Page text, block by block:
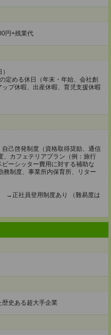
円+残業代
定める休日（年末・年始、会社創
プ休暇、出産休暇、育児支援休暇
己啓発制度（資格取得奨励、通信
、カフェテリアプラン（例：旅行
ーシッター費用に対する補助な
務制度、事業所内保育所、リター
→正社員登用制度あり （難易度は
歴史ある超大手企業